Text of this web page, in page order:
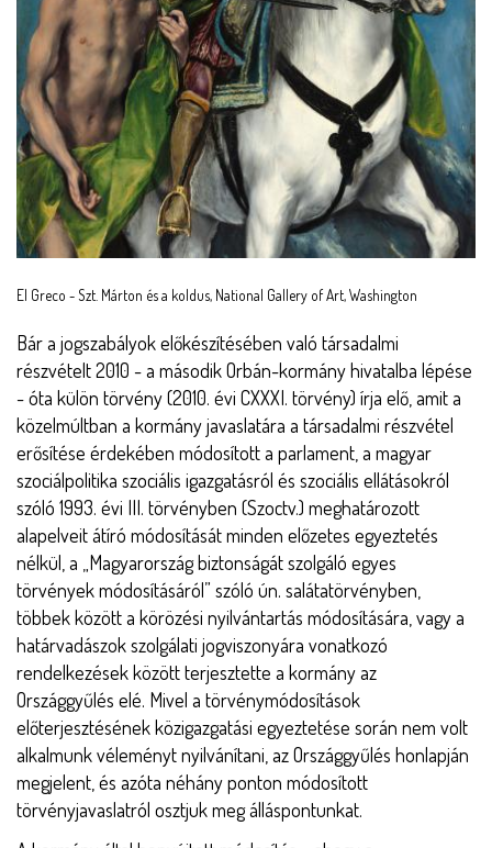
Törzs
El Greco - Szt. Márton és a koldus, National Gallery of Art, Washington
Bár a jogszabályok előkészítésében való társadalmi
részvételt 2010 - a második Orbán-kormány hivatalba lépése
- óta külön törvény (2010. évi CXXXI. törvény) írja elő, amit a
közelmúltban a kormány javaslatára a társadalmi részvétel
erősítése érdekében módosított a parlament, a magyar
szociálpolitika szociális igazgatásról és szociális ellátásokról
szóló 1993. évi III. törvényben (Szoctv.) meghatározott
alapelveit átíró módosítását minden előzetes egyeztetés
nélkül, a „Magyarország biztonságát szolgáló egyes
törvények módosításáról” szóló ún. salátatörvényben,
többek között a körözési nyilvántartás módosítására, vagy a
határvadászok szolgálati jogviszonyára vonatkozó
rendelkezések között terjesztette a kormány az
Országgyűlés elé. Mivel a törvénymódosítások
előterjesztésének közigazgatási egyeztetése során nem volt
alkalmunk véleményt nyilvánítani, az Országgyűlés honlapján
megjelent, és azóta néhány ponton módosított
törvényjavaslatról osztjuk meg álláspontunkat.